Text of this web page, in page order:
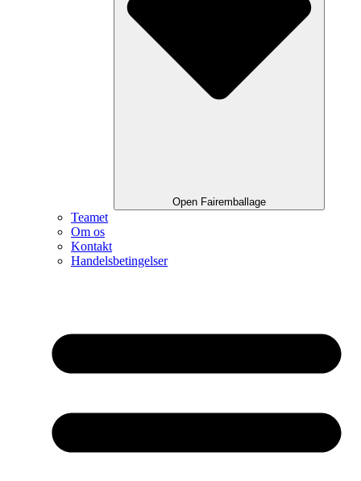
Open Fairemballage
Teamet
Om os
Kontakt
Handelsbetingelser